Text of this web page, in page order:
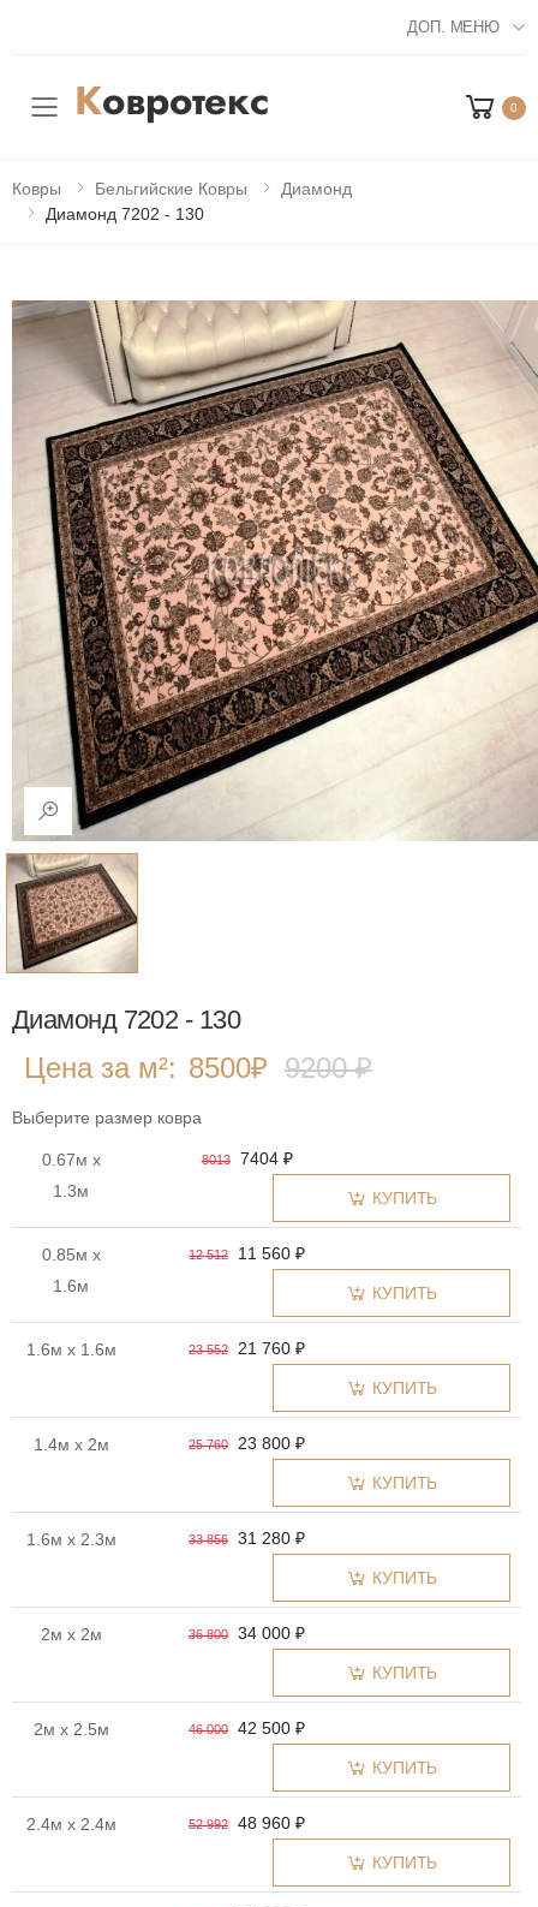
ДОП. МЕНЮ
Мобильное меню 0
Ковры Бельгийские Ковры
Диамонд
Диамонд 7202 - 130
Диамонд 7202 - 130
Цена за м²: 8500₽ 9200 ₽
Выберите размер ковра
0.67м x
1.3м
80137404 ₽
КУПИТЬ
0.85м x
1.6м
12 512 11 560 ₽
КУПИТЬ
1.6м x 1.6м 23 552 21 760 ₽
КУПИТЬ
1.4м x 2м 25 760 23 800 ₽
КУПИТЬ
1.6м x 2.3м 33 856 31 280 ₽
КУПИТЬ
2м x 2м 36 800 34 000 ₽
КУПИТЬ
2м x 2.5м 46 000 42 500 ₽
КУПИТЬ
2.4м x 2.4м 52 992 48 960 ₽
КУПИТЬ